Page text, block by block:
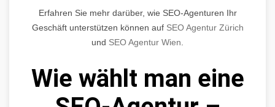
Erfahren Sie mehr darüber, wie SEO-Agenturen Ihr
Geschäft unterstützen können auf SEO Agentur Zürich
und SEO Agentur Wien
Wie wählt man eine